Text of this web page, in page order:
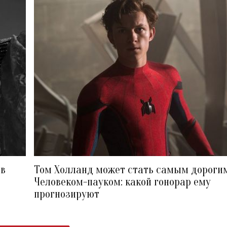
Том Холланд может стать самым
Человеком-пауком: какой гонорар ему
прогнозируют